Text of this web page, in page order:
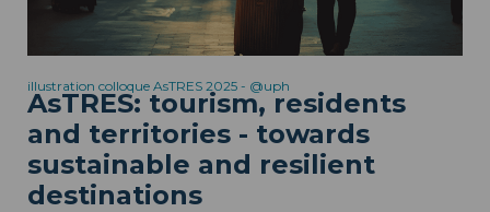
illustration colloque AsTRES 2025 - @uph
AsTRES: tourism, residents
and territories - towards
sustainable and resilient
destinations